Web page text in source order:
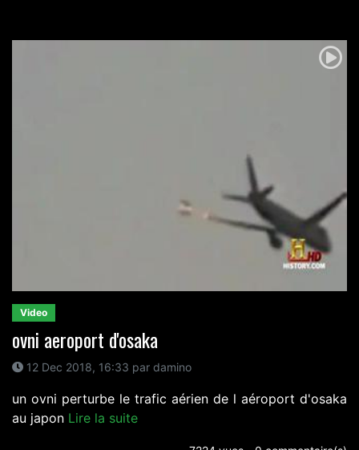
Video
ovni aeroport d'osaka
12 Dec 2018, 16:33 par damino
un ovni perturbe le trafic aérien de l aéroport d'osaka
au japon Lire la suite